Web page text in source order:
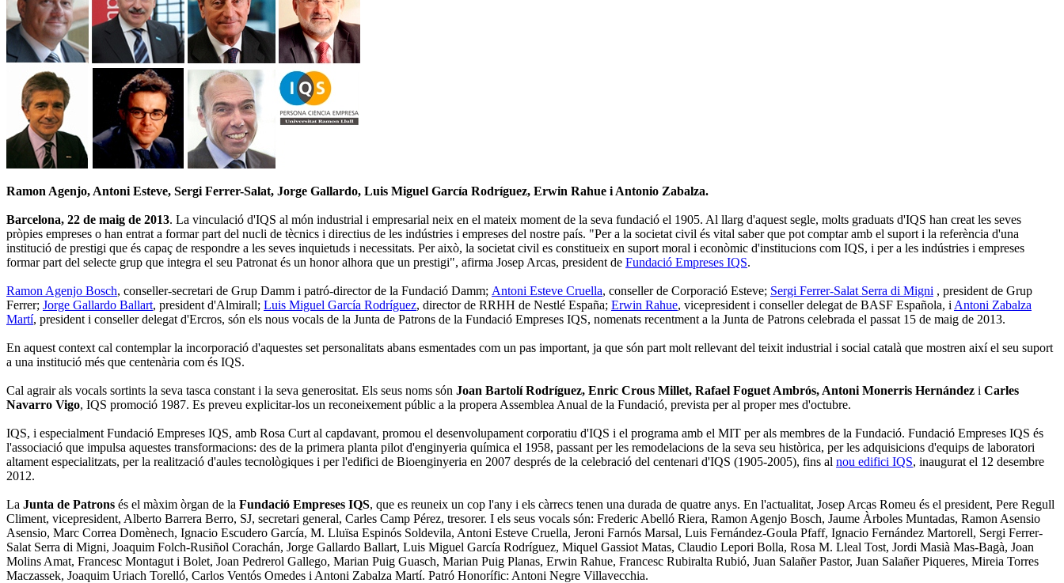
Ramon Agenjo, Antoni Esteve, Sergi Ferrer-Salat, Jorge Gallardo, Luis Miguel García Rodríguez, Erwin Rahue i Antonio Zabalza.
Barcelona, 22 de maig de 2013. La vinculació d'IQS al món industrial i empresarial neix en el mateix moment de la seva fundació el 1905. Al llarg d'aquest segle, molts graduats d'IQS han creat les seves
pròpies empreses o han entrat a formar part del nucli de tècnics i directius de les indústries i empreses del nostre país. "Per a la societat civil és vital saber que pot comptar amb el suport i la referència d'una
institució de prestigi que és capaç de respondre a les seves inquietuds i necessitats. Per això, la societat civil es constitueix en suport moral i econòmic d'institucions com IQS, i per a les indústries i empreses
formar part del selecte grup que integra el seu Patronat és un honor alhora que un prestigi", afirma Josep Arcas, president de Fundació Empreses IQS.
Ramon Agenjo Bosch, conseller-secretari de Grup Damm i patró-director de la Fundació Damm; Antoni Esteve Cruella, conseller de Corporació Esteve; Sergi Ferrer-Salat Serra di Migni , president de Grup
Ferrer; Jorge Gallardo Ballart, president d'Almirall; Luis Miguel García Rodríguez, director de RRHH de Nestlé España; Erwin Rahue, vicepresident i conseller delegat de BASF Española, i Antoni Zabalza
Martí, president i conseller delegat d'Ercros, són els nous vocals de la Junta de Patrons de la Fundació Empreses IQS, nomenats recentment a la Junta de Patrons celebrada el passat 15 de maig de 2013.
En aquest context cal contemplar la incorporació d'aquestes set personalitats abans esmentades com un pas important, ja que són part molt rellevant del teixit industrial i social català que mostren així el seu suport
a una institució més que centenària com és IQS.
Cal agrair als vocals sortints la seva tasca constant i la seva generositat. Els seus noms són Joan Bartolí Rodríguez, Enric Crous Millet, Rafael Foguet Ambrós, Antoni Monerris Hernández i Carles
Navarro Vigo, IQS promoció 1987. Es preveu explicitar-los un reconeixement públic a la propera Assemblea Anual de la Fundació, prevista per al proper mes d'octubre.
IQS, i especialment Fundació Empreses IQS, amb Rosa Curt al capdavant, promou el desenvolupament corporatiu d'IQS i el programa amb el MIT per als membres de la Fundació. Fundació Empreses IQS és
l'associació que impulsa aquestes transformacions: des de la primera planta pilot d'enginyeria química el 1958, passant per les remodelacions de la seva seu històrica, per les adquisicions d'equips de laboratori
altament especialitzats, per la realització d'aules tecnològiques i per l'edifici de Bioenginyeria en 2007 després de la celebració del centenari d'IQS (1905-2005), fins al nou edifici IQS, inaugurat el 12 desembre
2012.
La Junta de Patrons és el màxim òrgan de la Fundació Empreses IQS, que es reuneix un cop l'any i els càrrecs tenen una durada de quatre anys. En l'actualitat, Josep Arcas Romeu és el president, Pere Regull
Climent, vicepresident, Alberto Barrera Berro, SJ, secretari general, Carles Camp Pérez, tresorer. I els seus vocals són: Frederic Abelló Riera, Ramon Agenjo Bosch, Jaume Àrboles Muntadas, Ramon Asensio
Asensio, Marc Correa Domènech, Ignacio Escudero García, M. Lluïsa Espinós Soldevila, Antoni Esteve Cruella, Jeroni Farnós Marsal, Luis Fernández-Goula Pfaff, Ignacio Fernández Martorell, Sergi Ferrer-
Salat Serra di Migni, Joaquim Folch-Rusiñol Corachán, Jorge Gallardo Ballart, Luis Miguel García Rodríguez, Miquel Gassiot Matas, Claudio Lepori Bolla, Rosa M. Lleal Tost, Jordi Masià Mas-Bagà, Joan
Molins Amat, Francesc Montagut i Bolet, Joan Pedrerol Gallego, Marian Puig Guasch, Marian Puig Planas, Erwin Rahue, Francesc Rubiralta Rubió, Juan Salañer Pastor, Juan Salañer Piqueres, Mireia Torres
Maczassek, Joaquim Uriach Torelló, Carlos Ventós Omedes i Antoni Zabalza Martí. Patró Honorífic: Antoni Negre Villavecchia.